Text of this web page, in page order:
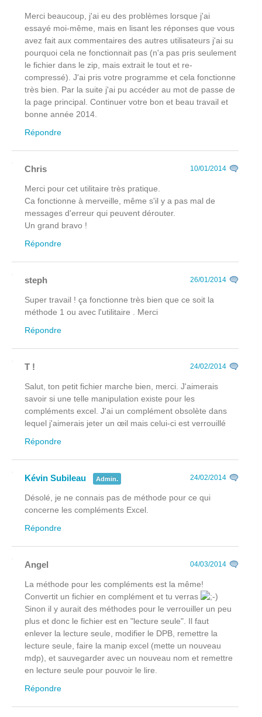
Merci beaucoup, j'ai eu des problèmes lorsque j'ai
essayé moi-même, mais en lisant les réponses que vous
avez fait aux commentaires des autres utilisateurs j'ai su
pourquoi cela ne fonctionnait pas (n'a pas pris seulement
le fichier dans le zip, mais extrait le tout et re-
compressé). J'ai pris votre programme et cela fonctionne
très bien. Par la suite j'ai pu accéder au mot de passe de
la page principal. Continuer votre bon et beau travail et
bonne année 2014.
Répondre
Chris 10/01/2014
Merci pour cet utilitaire très pratique.
Ca fonctionne à merveille, même s'il y a pas mal de
messages d'erreur qui peuvent dérouter.
Un grand bravo !
Répondre
steph 26/01/2014
Super travail ! ça fonctionne très bien que ce soit la
méthode 1 ou avec l'utilitaire . Merci
Répondre
T ! 24/02/2014
Salut, ton petit fichier marche bien, merci. J'aimerais
savoir si une telle manipulation existe pour les
compléments excel. J'ai un complément obsolète dans
lequel j'aimerais jeter un œil mais celui-ci est verrouillé
Répondre
Kévin Subileau Admin. 24/02/2014
Désolé, je ne connais pas de méthode pour ce qui
concerne les compléments Excel.
Répondre
Angel 04/03/2014
La méthode pour les compléments est la même!
Convertit un fichier en complément et tu verras
Sinon il y aurait des méthodes pour le verrouiller un peu
plus et donc le fichier est en "lecture seule". Il faut
enlever la lecture seule, modifier le DPB, remettre la
lecture seule, faire la manip excel (mette un nouveau
mdp), et sauvegarder avec un nouveau nom et remettre
en lecture seule pour pouvoir le lire.
Répondre